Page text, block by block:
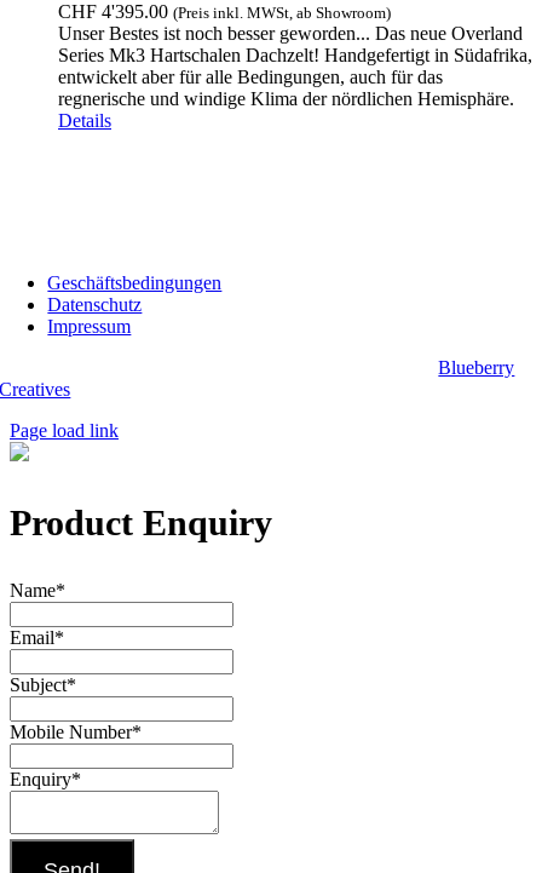
CHF 4'395.00 (Preis inkl. MWSt, ab Showroom)
Unser Bestes ist noch besser geworden... Das neue Overland
Series Mk3 Hartschalen Dachzelt! Handgefertigt in Südafrika,
entwickelt aber für alle Bedingungen, auch für das
regnerische und windige Klima der nördlichen Hemisphäre.
Details
Geschäftsbedingungen
Datenschutz
Impressum
Copyright 2025, Biwak on Wheels. Website designed byBlueberry
Creatives
Page load link
Product Enquiry
Name*
Email*
Subject*
Mobile Number*
Enquiry*